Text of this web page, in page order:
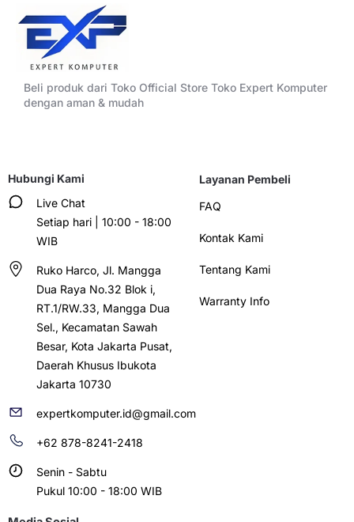
Beli produk dari Toko Official Store Toko Expert Komputer
dengan aman & mudah
Hubungi Kami
Live Chat
Setiap hari | 10:00 - 18:00
WIB
Ruko Harco, Jl. Mangga
Dua Raya No.32 Blok i,
RT.1/RW.33, Mangga Dua
Sel., Kecamatan Sawah
Besar, Kota Jakarta Pusat,
Daerah Khusus Ibukota
Jakarta 10730
expertkomputer.id@gmail.com
+62 878-8241-2418
Senin - Sabtu
Pukul 10:00 - 18:00 WIB
Layanan Pembeli
FAQ
Kontak Kami
Tentang Kami
Warranty Info